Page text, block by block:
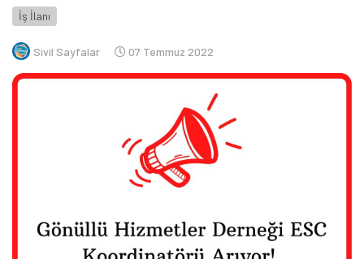
İş İlanı
Sivil Sayfalar 07 Temmuz 2022